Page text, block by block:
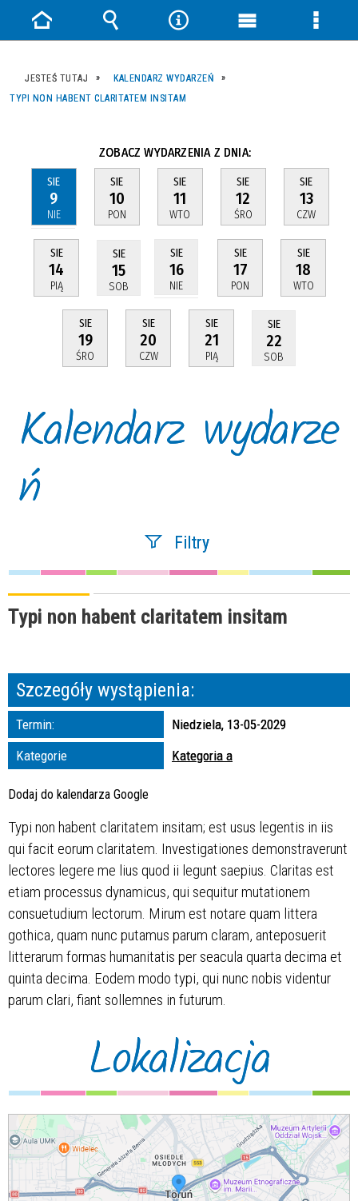
JESTEŚ TUTAJ
KALENDARZ WYDARZEŃ
TYPI NON HABENT CLARITATEM INSITAM
ZOBACZ WYDARZENIA Z DNIA:
SIE
9
NIE
SIE
10
PON
SIE
11
WTO
SIE
12
ŚRO
SIE
13
CZW
SIE
14
PIĄ
SIE
15
SOB
SIE
16
NIE
SIE
17
PON
SIE
18
WTO
SIE
19
ŚRO
SIE
20
CZW
SIE
21
PIĄ
SIE
22
SOB
Kalendarz wydarze
ń
Filtry
Trwające w
zakresie
Miejsce
Organizator
Typi non habent claritatem insitam
Szczegóły wystąpienia:
Termin:
Niedziela, 13-05-2029
Kategorie
Kategoria a
Dodaj do kalendarza Google
Typi non habent claritatem insitam; est usus legentis in iis
qui facit eorum claritatem. Investigationes demonstraverunt
lectores legere me lius quod ii legunt saepius. Claritas est
etiam processus dynamicus, qui sequitur mutationem
consuetudium lectorum. Mirum est notare quam littera
gothica, quam nunc putamus parum claram, anteposuerit
litterarum formas humanitatis per seacula quarta decima et
quinta decima. Eodem modo typi, qui nunc nobis videntur
parum clari, fiant sollemnes in futurum.
Lokalizacja
Strona
główna
Wyszukiwarka
NarzędziaMenu
Menu